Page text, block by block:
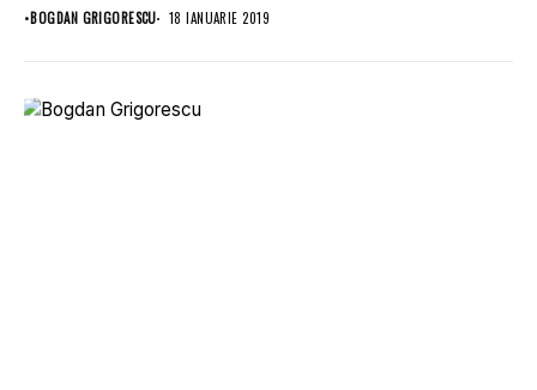
•BOGDAN GRIGORESCU 18 IANUARIE 2019